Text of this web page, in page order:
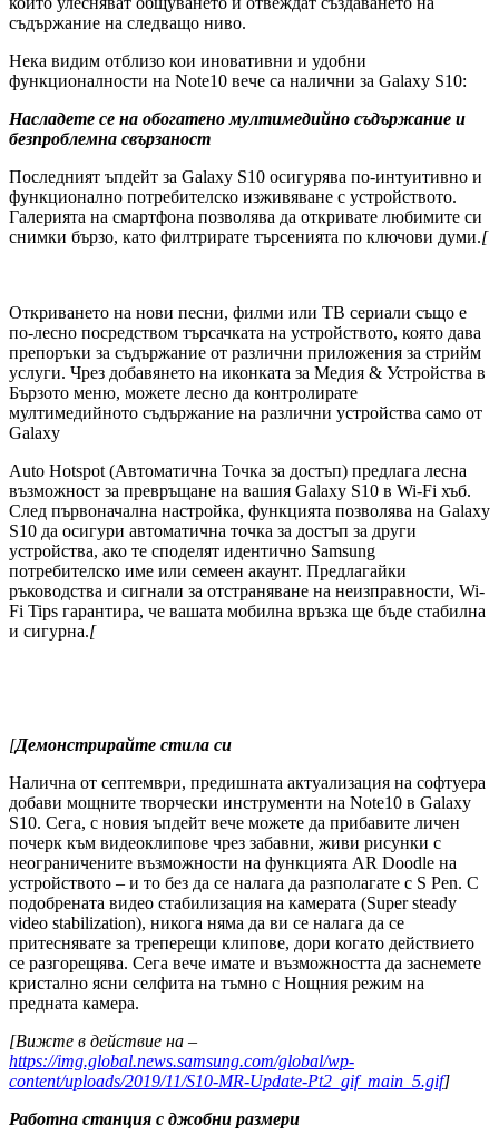
съдържание на следващо ниво.
Нека видим отблизо кои иновативни и удобни
функционалности на Note10 вече са налични за Galaxy S10:
Насладете се на обогатено мултимедийно съдържание и
безпроблемна свързаност
Последният ъпдейт за Galaxy S10 осигурява по-интуитивно и
функционално потребителско изживяване с устройството.
Галерията на смартфона позволява да откривате любимите си
снимки бързо, като филтрирате търсенията по ключови думи.[
Откриването на нови песни, филми или ТВ сериали също е
по-лесно посредством търсачката на устройството, която дава
препоръки за съдържание от различни приложения за стрийм
услуги. Чрез добавянето на иконката за Медия & Устройства в
Бързото меню, можете лесно да контролирате
мултимедийното съдържание на различни устройства само от
Galaxy
Auto Hotspot (Автоматична Точка за достъп) предлага лесна
възможност за превръщане на вашия Galaxy S10 в Wi-Fi хъб.
След първоначална настройка, функцията позволява на Galaxy
S10 да осигури автоматична точка за достъп за други
устройства, ако те споделят идентично Samsung
потребителско име или семеен акаунт. Предлагайки
ръководства и сигнали за отстраняване на неизправности, Wi-
Fi Tips гарантира, че вашата мобилна връзка ще бъде стабилна
и сигурна.[
[Демонстрирайте стила си
Налична от септември, предишната актуализация на софтуера
добави мощните творчески инструменти на Note10 в Galaxy
S10. Сега, с новия ъпдейт вече можете да прибавите личен
почерк към видеоклипове чрез забавни, живи рисунки с
неограничените възможности на функцията AR Doodle на
устройството – и то без да се налага да разполагате с S Pen. С
подобрената видео стабилизация на камерата (Super steady
video stabilization), никога няма да ви се налага да се
притеснявате за треперещи клипове, дори когато действието
се разгорещява. Сега вече имате и възможността да заснемете
кристално ясни селфита на тъмно с Нощния режим на
предната камера.
[Вижте в действие на –
https://img.global.news.samsung.com/global/wp-
content/uploads/2019/11/S10-MR-Update-Pt2_gif_main_5.gif]
Работна станция с джобни размери